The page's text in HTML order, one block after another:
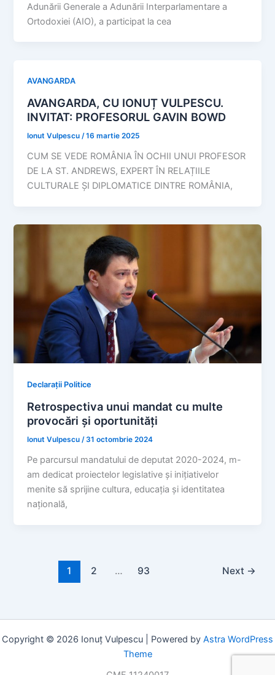
Adunării Generale a Adunării Interparlamentare a
Ortodoxiei (AIO), a participat la cea
AVANGARDA
AVANGARDA, CU IONUȚ VULPESCU.
INVITAT: PROFESORUL GAVIN BOWD
Ionut Vulpescu/16 martie 2025
CUM SE VEDE ROMÂNIA ÎN OCHII UNUI PROFESOR
DE LA ST. ANDREWS, EXPERT ÎN RELAȚIILE
CULTURALE ȘI DIPLOMATICE DINTRE ROMÂNIA,
Declarații Politice
Retrospectiva unui mandat cu multe
provocări și oportunități
Ionut Vulpescu/31 octombrie 2024
Pe parcursul mandatului de deputat 2020-2024, m-
am dedicat proiectelor legislative și inițiativelor
menite să sprijine cultura, educația și identitatea
națională,
1 2 … 93 Next →
Copyright © 2026 Ionuț Vulpescu | Powered by Astra WordPress
Theme